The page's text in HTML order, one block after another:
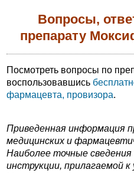
Вопросы,
препарату
Посмотреть вопросы по
воспользовавшись
фармацевта, провизора.
Приведенная информация
медицинских и
Наиболее точные
инструкции, прилагаемой